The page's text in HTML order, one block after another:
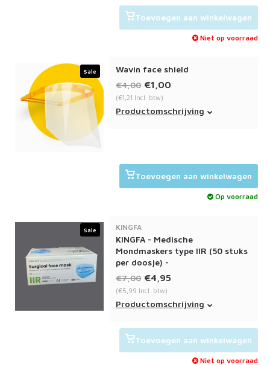
Toevoegen aan winkelwagen
Niet op voorraad
Sale
Wavin face shield
€4,00 €1,00
(€1,21 Incl. btw)
Merk:Wavin
Productomschrijving
Toevoegen aan winkelwagen
Op voorraad
Sale KINGFA
KINGFA - Medische
Mondmaskers type IIR (50 stuks
per doosje) -
€7,00 €4,95
(€5,99 Incl. btw)
Medische Mondmaskers type IIR
Productomschrijving
Toevoegen aan winkelwagen
Niet op voorraad